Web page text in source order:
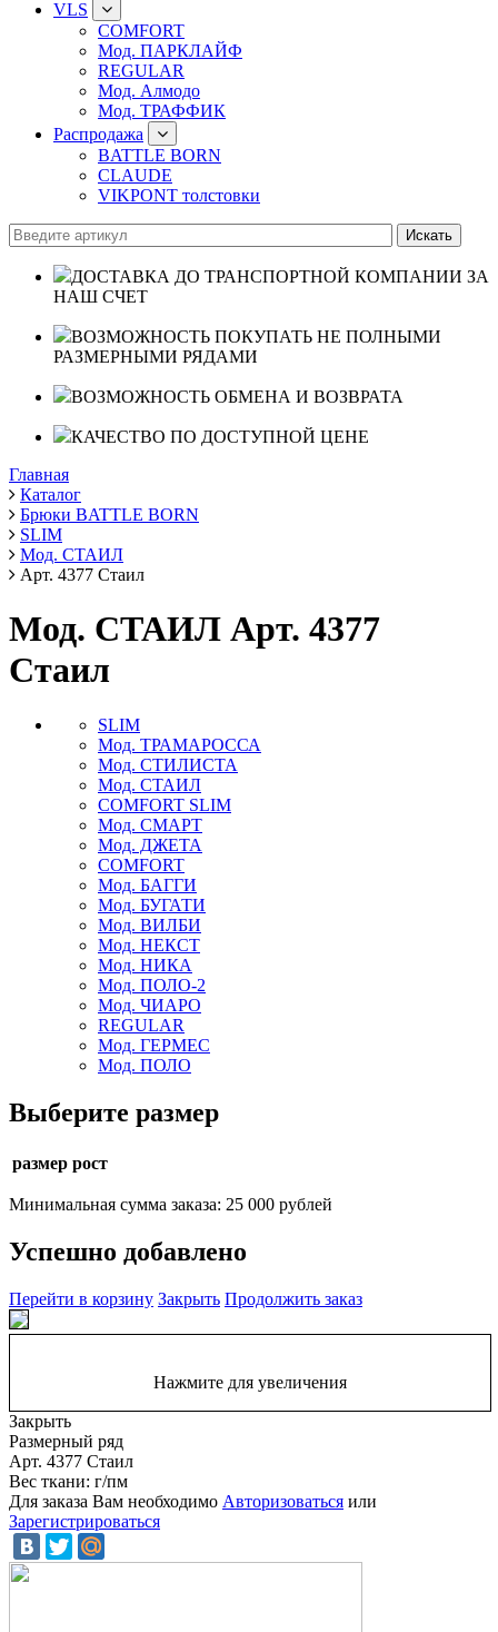
VLS
COMFORT
Мод. ПАРКЛАЙФ
REGULAR
Мод. Алмодо
Мод. ТРАФФИК
Распродажа
BATTLE BORN
CLAUDE
VIKPONT толстовки
ДОСТАВКА ДО ТРАНСПОРТНОЙ КОМПАНИИ ЗА
НАШ СЧЕТ
ВОЗМОЖНОСТЬ ПОКУПАТЬ НЕ ПОЛНЫМИ
РАЗМЕРНЫМИ РЯДАМИ
ВОЗМОЖНОСТЬ ОБМЕНА И ВОЗВРАТА
КАЧЕСТВО ПО ДОСТУПНОЙ ЦЕНЕ
Главная
Каталог
Брюки BATTLE BORN
SLIM
Мод. СТАИЛ
Арт. 4377 Стаил
Мод. СТАИЛ Арт. 4377
Стаил
SLIM
Мод. ТРАМАРОССА
Мод. СТИЛИСТА
Мод. СТАИЛ
COMFORT SLIM
Мод. СМАРТ
Мод. ДЖЕТА
COMFORT
Мод. БАГГИ
Мод. БУГАТИ
Мод. ВИЛБИ
Мод. НЕКСТ
Мод. НИКА
Мод. ПОЛО-2
Мод. ЧИАРО
REGULAR
Мод. ГЕРМЕС
Мод. ПОЛО
Выберите размер
размер рост
Минимальная сумма заказа: 25 000 рублей
Успешно добавлено
Перейти в корзину Закрыть Продолжить заказ
Нажмите для увеличения
Закрыть
Размерный ряд
Арт. 4377 Стаил
Вес ткани: г/пм
Для заказа Вам необходимо Авторизоваться или
Зарегистрироваться